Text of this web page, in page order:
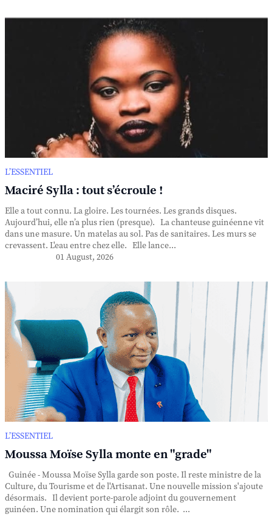
L’ESSENTIEL
Maciré Sylla : tout s’écroule !
Elle a tout connu. La gloire. Les tournées. Les grands disques.
Aujourd’hui, elle n’a plus rien (presque). La chanteuse guinéenne vit
dans une masure. Un matelas au sol. Pas de sanitaires. Les murs se
crevassent. L'eau entre chez elle. Elle lance...
01 August, 2026
L’ESSENTIEL
Moussa Moïse Sylla monte en "grade"
Guinée - Moussa Moïse Sylla garde son poste. Il reste ministre de la
Culture, du Tourisme et de l'Artisanat. Une nouvelle mission s'ajoute
désormais. Il devient porte-parole adjoint du gouvernement
guinéen. Une nomination qui élargit son rôle. ...